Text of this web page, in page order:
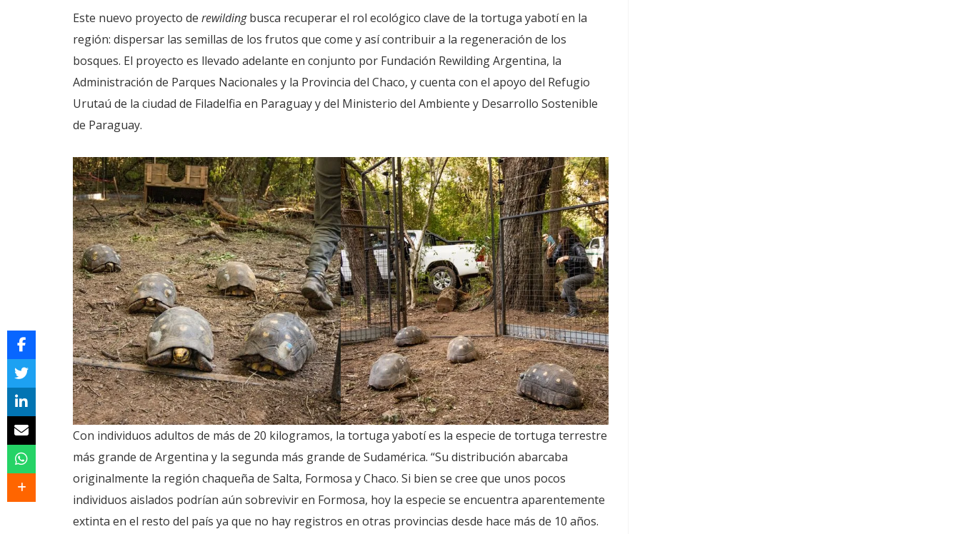
Este nuevo proyecto de rewildingbusca recuperar el rol ecológico clave de la tortuga yabotí en la
región: dispersar las semillas de los frutos que come y así contribuir a la regeneración de los
bosques. El proyecto es llevado adelante en conjunto por Fundación Rewilding Argentina, la
Administración de Parques Nacionales y la Provincia del Chaco, y cuenta con el apoyo del Refugio
Urutaú de la ciudad de Filadelfia en Paraguay y del Ministerio del Ambiente y Desarrollo Sostenible
de Paraguay.
Con individuos adultos de más de 20 kilogramos, la tortuga yabotí es la especie de tortuga terrestre
más grande de Argentina y la segunda más grande de Sudamérica. “Su distribución abarcaba
originalmente la región chaqueña de Salta, Formosa y Chaco. Si bien se cree que unos pocos
individuos aislados podrían aún sobrevivir en Formosa, hoy la especie se encuentra aparentemente
extinta en el resto del país ya que no hay registros en otras provincias desde hace más de 10 años.